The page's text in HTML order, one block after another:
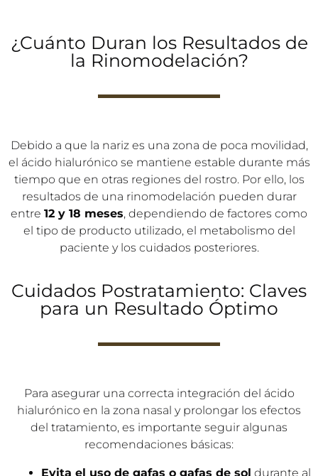
la Rinomodelación?
Debido a que la nariz es una zona de poca movilidad,
el ácido hialurónico se mantiene estable durante más
tiempo que en otras regiones del rostro. Por ello, los
resultados de una rinomodelación pueden durar
12 y 18 meses, dependiendo de factores como
paciente y los cuidados posteriores.
para un Resultado Óptimo
Para asegurar una correcta integración del ácido
hialurónico en la zona nasal y prolongar los efectos
del tratamiento, es importante seguir algunas